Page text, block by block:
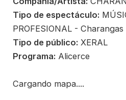
Tipo de espectáculo:
PROFESIONAL - Charangas
Tipo de público: XERAL
Programa: Alicerce
Cargando mapa....